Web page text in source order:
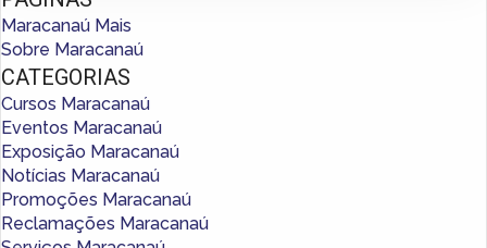
Maracanaú Mais
Sobre Maracanaú
CATEGORIAS
Cursos Maracanaú
Eventos Maracanaú
Exposição Maracanaú
Notícias Maracanaú
Promoções Maracanaú
Reclamações Maracanaú